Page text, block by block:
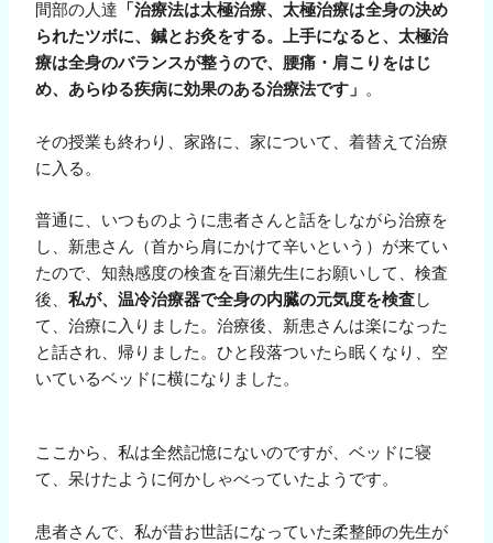
間部の人達 「治療法は太極治療、太極治療は全身の決め
られたツボに、鍼とお灸をする。上手になると、太極治
療は全身のバランスが整うので、腰痛・肩こりをはじ
め、あらゆる疾病に効果のある治療法です」 。
その授業も終わり、家路に、家について、着替えて治療
に入る。
普通に、いつものように患者さんと話をしながら治療を
し、新患さん（首から肩にかけて辛いという）が来てい
たので、知熱感度の検査を百瀬先生にお願いして、検査
後、私が、温冷治療器で全身の内臓の元気度を検査し
て、治療に入りました。治療後、新患さんは楽になった
と話され、帰りました。ひと段落ついたら眠くなり、空
いているベッドに横になりました。
ここから、私は全然記憶にないのですが、ベッドに寝
て、呆けたように何かしゃべっていたようです。
患者さんで、私が昔お世話になっていた柔整師の先生が